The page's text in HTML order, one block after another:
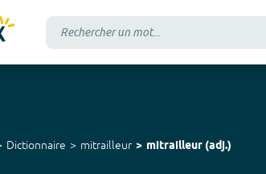
Dictionnaire mitrailleur mitrailleur (adj.)